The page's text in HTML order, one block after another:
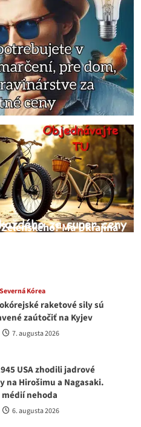
Má Ukrajina
Severná Kórea
raketové sily sú
zaútočiť na Kyjev
7. augusta 2026
USA zhodili jadrové
na Hirošimu a Nagasaki.
médií nehoda
6. augusta 2026